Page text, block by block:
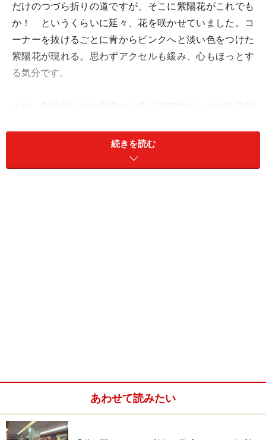
だけのつづら折りの道ですが、そこに紫陽花がこれでも
か！ というくらいに延々、花を咲かせていました。コ
ーナーを抜けるごとに青からピンクへと淡い色をつけた
紫陽花が現れる。思わずアクセルも緩み、心もほっとす
る気分です。
また、別の日には小田原から芦ノ湖方面へと上がる箱根
出迎え。とても得した気分でドライブできます。梅雨明
けまでもう少しですが、雨の季節の気分転換に、あじさ
いロード、いかがですか。
続きを読む
あわせて読みたい